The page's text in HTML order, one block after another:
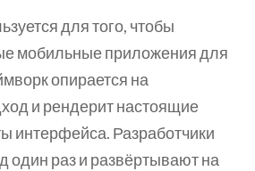
для того, чтобы
мобильные приложения для
опирается на
и рендерит настоящие
интерфейса. Разработчики
один раз и развёртывают на